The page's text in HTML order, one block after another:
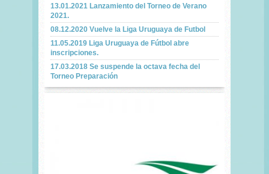
17.01.2021 La Villa City venció a La Cruz Real
13.01.2021 Lanzamiento del Torneo de Verano
2021.
08.12.2020 Vuelve la Liga Uruguaya de Futbol
11.05.2019 Liga Uruguaya de Fútbol abre
inscripciones.
17.03.2018 Se suspende la octava fecha del
Torneo Preparación